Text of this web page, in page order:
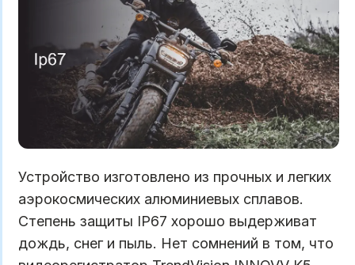
Устройство изготовлено из прочных и легких
аэрокосмических алюминиевых сплавов.
Степень защиты IP67 хорошо выдерживат
дождь, снег и пыль. Нет сомнений в том, что